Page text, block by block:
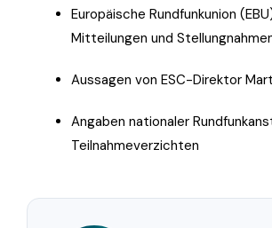
Europäische Rundfunkunion
Mitteilungen und
Aussagen von ESC-Direktor
Angaben nationaler
Teilnahmeverzichten